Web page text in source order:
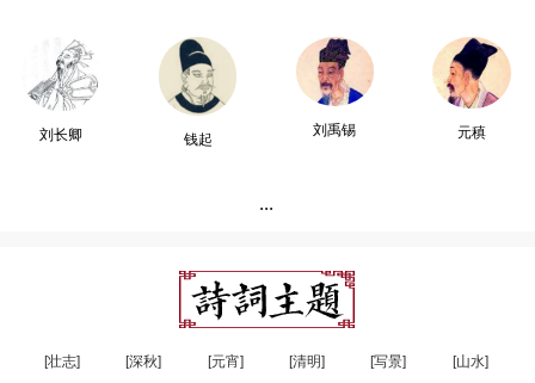
刘长卿 钱起
刘禹锡 元稹
...
[壮志] [深秋] [元宵] [清明] [写景] [山水]